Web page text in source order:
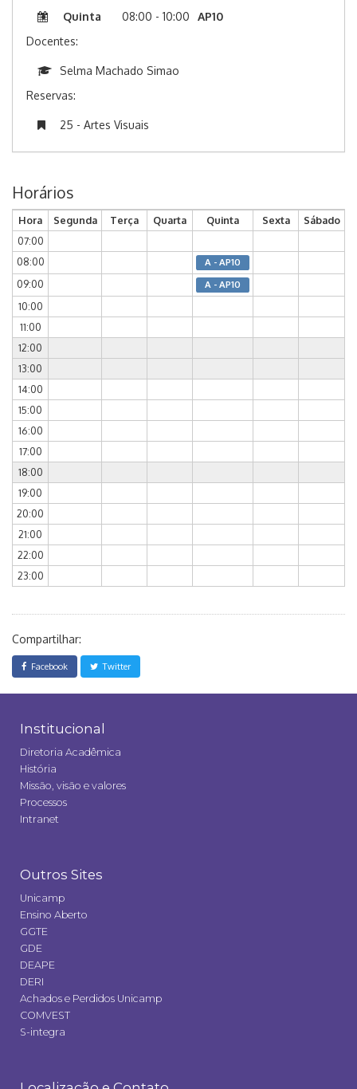
Quinta 08:00 - 10:00
AP10
Docentes:
Selma Machado Simao
Reservas:
25 - Artes Visuais
Horários
Hora Segunda Terça Quarta Quinta Sexta
Sábado
07:00
08:00
A - AP10
09:00 A - AP10
10:00
11:00
12:00
13:00
14:00
15:00
16:00
17:00
18:00
19:00
20:00
21:00
22:00
23:00
Compartilhar:
Facebook Twitter
Institucional
Diretoria Acadêmica
História
Missão, visão e valores
Processos
Intranet
Outros Sites
Unicamp
Ensino Aberto
GGTE
GDE
DEAPE
DERI
Achados e Perdidos Unicamp
COMVEST
S-integra